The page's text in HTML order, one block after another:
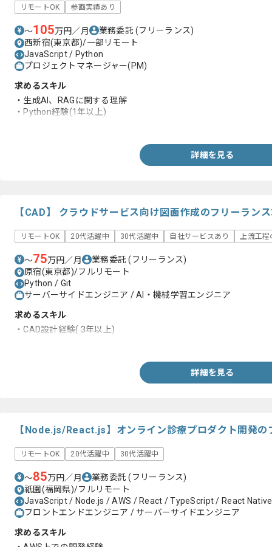
リモートOK 参画実績あり
〜105万円／月 業務委託(フリーランス)
西新宿(東京都)/一部リモート
JavaScript / Python
プロジェクトマネージャー(PM)
求めるスキル
・生成AI、RAGに関する理解
・Python経験(1年以上)
詳細を見る
【CAD】 クラウドサービス向け図面作成のフリーラン
リモートOK 20代活躍中 30代活躍中 自社サービスあり 上流工程
〜75万円／月 業務委託(フリーランス)
原宿(東京都)/フルリモート
Python / Git
サーバーサイドエンジニア / AI・機械学習エンジニア
求めるスキル
・CAD設計経験( 3年以上)
詳細を見る
【Node.js/React.js】オンライン診療プロダクト開発の
リモートOK 20代活躍中 30代活躍中
〜85万円／月 業務委託(フリーランス)
祇園(福岡県)/フルリモート
JavaScript / Node.js / AWS / React / TypeScript / React Native
フロントエンドエンジニア / サーバーサイドエンジニア
求めるスキル